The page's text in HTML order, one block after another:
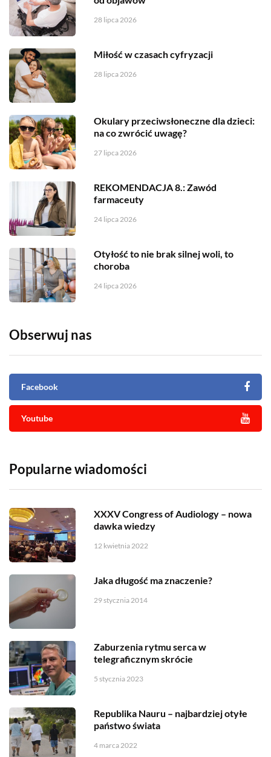
28 lipca 2026
Miłość w czasach cyfryzacji
28 lipca 2026
Okulary przeciwsłoneczne dla dzieci:
na co zwrócić uwagę?
27 lipca 2026
REKOMENDACJA 8.: Zawód
farmaceuty
24 lipca 2026
Otyłość to nie brak silnej woli, to
choroba
24 lipca 2026
Obserwuj nas
Facebook
Youtube
Popularne wiadomości
XXXV Congress of Audiology – nowa
dawka wiedzy
12 kwietnia 2022
Jaka długość ma znaczenie?
29 stycznia 2014
Zaburzenia rytmu serca w
telegraficznym skrócie
5 stycznia 2023
Republika Nauru – najbardziej otyłe
państwo świata
4 marca 2022